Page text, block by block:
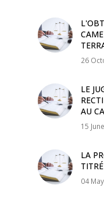
26
LE
AU
15
LA
04